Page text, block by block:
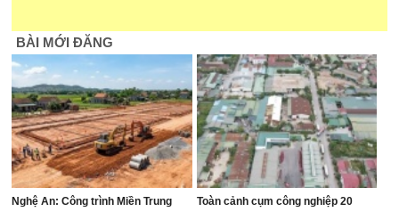
BÀI MỚI ĐĂNG
Nghệ An: Công trình Miền Trung
Toàn cảnh cụm công nghiệp 20